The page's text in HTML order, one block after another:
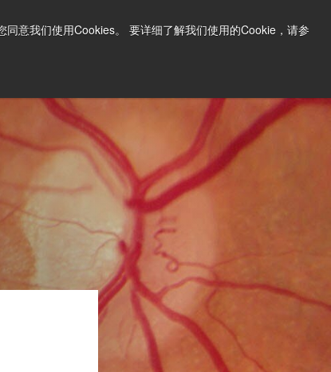
意我们使用Cookies。 要详细了解我们使用的Cookie，请参